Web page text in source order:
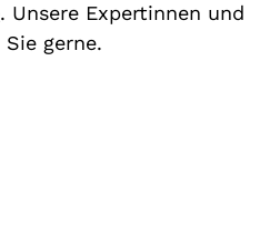
. Unsere Expertinnen und
gerne.